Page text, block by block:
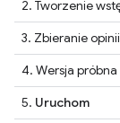
2. Tworzenie
3. Zbieranie
4. Wersja
5. Uruchom